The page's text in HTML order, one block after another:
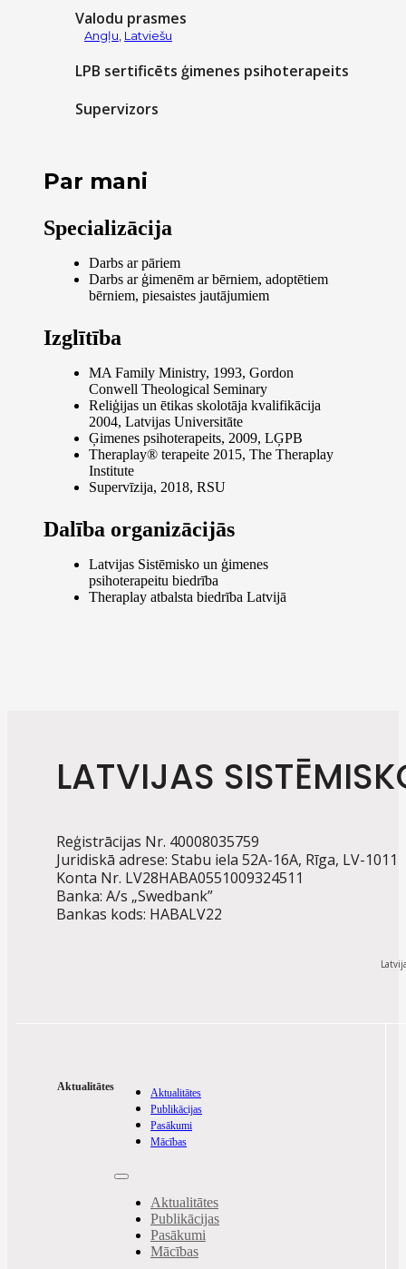
Valodu prasmes
Angļu Latviešu
LPB sertificēts ģimenes psihoterapeits
Supervizors
Par mani
Specializācija
Darbs ar pāriem
Darbs ar ģimenēm ar bērniem, adoptētiem
bērniem, piesaistes jautājumiem
Izglītība
MA Family Ministry, 1993, Gordon
Conwell Theological Seminary
Reliģijas un ētikas skolotāja kvalifikācija
2004, Latvijas Universitāte
Ģimenes psihoterapeits, 2009, LĢPB
Theraplay® terapeite 2015, The Theraplay
Institute
Supervīzija, 2018, RSU
Dalība organizācijās
Latvijas Sistēmisko un ģimenes
psihoterapeitu biedrība
Theraplay atbalsta biedrība Latvijā
LATVIJAS
Reģistrācijas Nr. 40008035759
Juridiskā adrese: Stabu iela 52A-16A, Rīga, LV-1011
Konta Nr. LV28HABA0551009324511
Banka: A/s „Swedbank”
Bankas kods: HABALV22
Aktualitātes
Aktualitātes
Publikācijas
Pasākumi
Mācības
Aktualitātes
Publikācijas
Pasākumi
Mācības